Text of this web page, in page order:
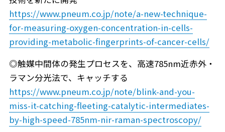
https://www.pneum.co.jp/note/a-new-technique-
for-measuring-oxygen-concentration-in-cells-
providing-metabolic-fingerprints-of-cancer-cells/
◎触媒中間体の発生プロセスを、高速785nm近赤外・
ラマン分光法で、キャッチする
https://www.pneum.co.jp/note/blink-and-you-
miss-it-catching-fleeting-catalytic-intermediates-
by-high-speed-785nm-nir-raman-spectroscopy/